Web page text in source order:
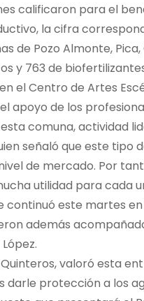
calificaron para el
la cifra
de Pozo Almonte,
y 763 de
el Centro de Artes
apoyo de los
comuna, actividad
señaló que este tipo
de mercado. Por
utilidad para cada
este martes
además
valoró esta
darle protección a los